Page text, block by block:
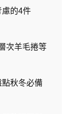
慮的4件
次羊毛捲等
秋冬必備